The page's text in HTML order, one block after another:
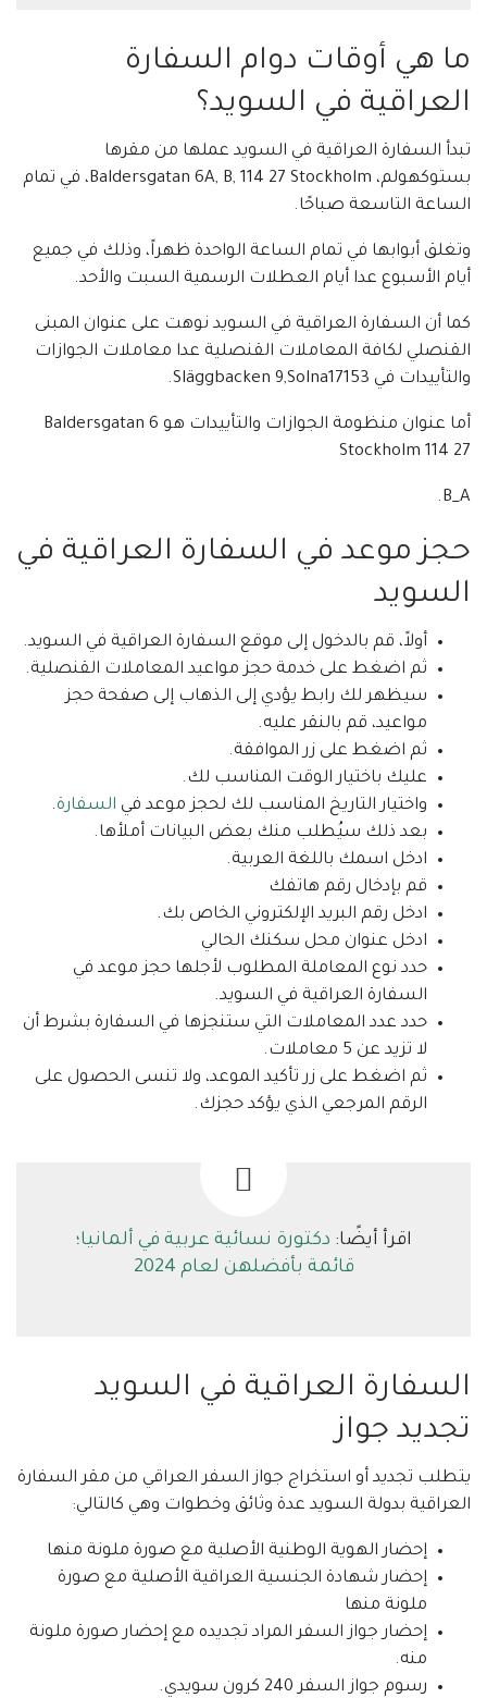
ما هي أوقات دوام السفارة
العراقية في السويد؟
تبدأ السفارة العراقية في السويد عملها من مقرها
بستوكهولم، Baldersgatan 6A, B, 114 27 Stockholm، في تمام
الساعة التاسعة صباحًا.
وتغلق أبوابها في تمام الساعة الواحدة ظهراً، وذلك في جميع
أيام الأسبوع عدا أيام العطلات الرسمية السبت والأحد.
كما أن السفارة العراقية في السويد نوهت على عنوان المبنى
القنصلي لكافة المعاملات القنصلية عدا معاملات الجوازات
والتأييدات في Släggbacken 9,Solna17153.
أما عنوان منظومة الجوازات والتأييدات هو Baldersgatan 6
Stockholm 114 27
B_A.
حجز موعد في السفارة العراقية في
السويد
أولاً، قم بالدخول إلى موقع السفارة العراقية في السويد.
ثم اضغط على خدمة حجز مواعيد المعاملات القنصلية.
سيظهر لك رابط يؤدي إلى الذهاب إلى صفحة حجز
مواعيد، قم بالنقر عليه.
ثم اضغط على زر الموافقة.
عليك باختيار الوقت المناسب لك.
واختيار التاريخ المناسب لك لحجز موعد في السفارة.
بعد ذلك سيُطلب منك بعض البيانات أملأها.
ادخل اسمك باللغة العربية.
قم بإدخال رقم هاتفك
ادخل رقم البريد الإلكتروني الخاص بك.
ادخل عنوان محل سكنك الحالي
حدد نوع المعاملة المطلوب لأجلها حجز موعد في
السفارة العراقية في السويد.
حدد عدد المعاملات التي ستنجزها في السفارة بشرط أن
لا تزيد عن 5 معاملات.
ثم اضغط على زر تأكيد الموعد، ولا تنسى الحصول على
الرقم المرجعي الذي يؤكد حجزك.
اقرأ أيضًا: دكتورة نسائية عربية في ألمانيا؛
قائمة بأفضلهن لعام 2024
السفارة العراقية في السويد
تجديد جواز
يتطلب تجديد أو استخراج جواز السفر العراقي من مقر السفارة
العراقية بدولة السويد عدة وثائق وخطوات وهي كالتالي:
إحضار الهوية الوطنية الأصلية مع صورة ملونة منها
إحضار شهادة الجنسية العراقية الأصلية مع صورة
ملونة منها
إحضار جواز السفر المراد تجديده مع إحضار صورة ملونة
منه.
رسوم جواز السفر 240 كرون سويدي.